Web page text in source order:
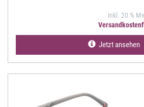
inkl. 20 %
Jetzt ansehen